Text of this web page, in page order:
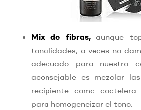
Mix de fibras,aunque
tonalidades, a veces no
adecuado para nuestro
aconsejable es mezclar
recipiente como
para homogeneizar el tono.